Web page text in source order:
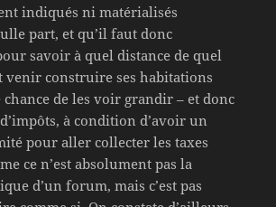
indiqués ni matérialisés
part, et qu’il faut donc
savoir à quel distance de quel
construire ses habitations
de les voir grandir – et donc
à condition d’avoir un
pour aller collecter les taxes
ce n’est absolument pas la
d’un forum, mais c’est pas